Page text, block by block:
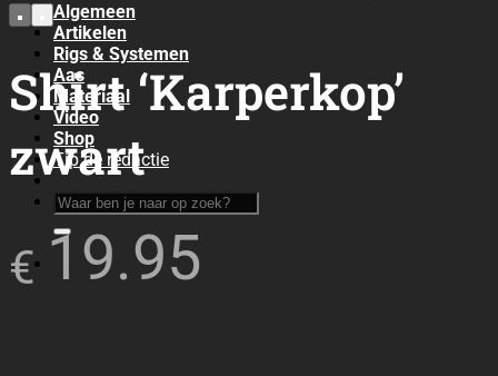
Algemeen
Artikelen
Rigs & Systemen
Aas
Materiaal
Video
Shop
Tip de redactie
Zoeken
naar:
Shirt ‘Karperkop’
zwart
€ 19.95